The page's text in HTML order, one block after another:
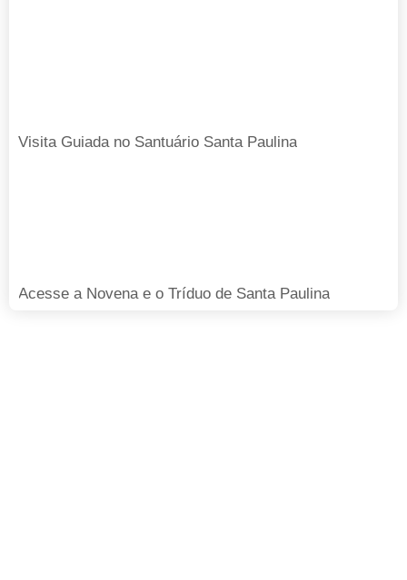
Visita Guiada no Santuário Santa Paulina
Acesse a Novena e o Tríduo de Santa Paulina